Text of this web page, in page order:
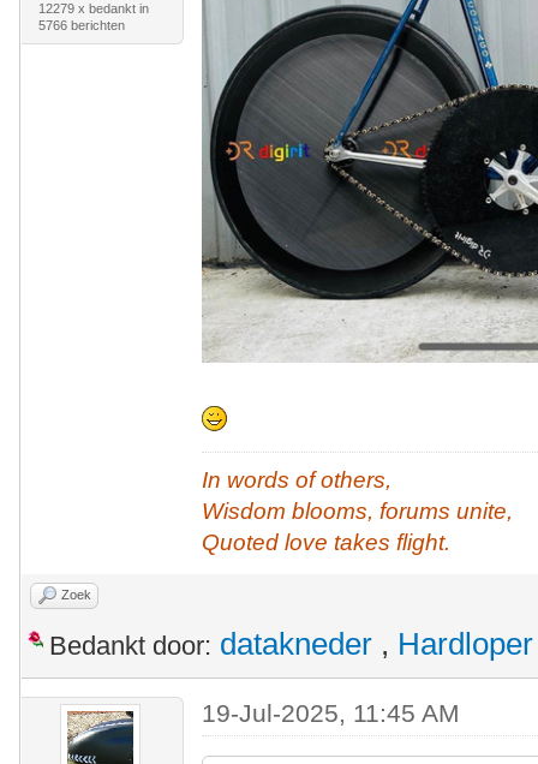
12279 x bedankt in
5766 berichten
In words of others,
Wisdom blooms, forums unite,
Quoted love takes flight.
Zoek
Bedankt door: datakneder , Hardloper
19-Jul-2025, 11:45 AM